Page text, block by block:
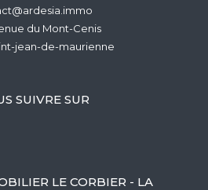
du Mont-Cenis
jean-de-maurienne
SUIVRE SUR
LE CORBIER - LA